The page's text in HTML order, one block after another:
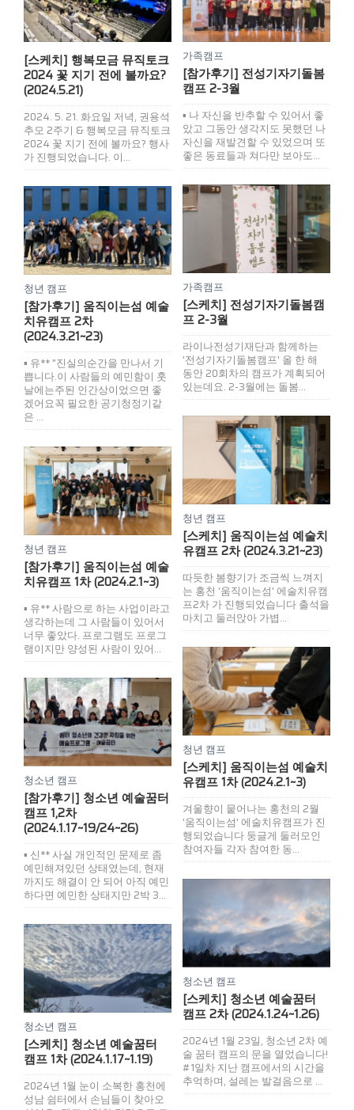
[스케치] 행복모금 뮤직토크
2024 꽃 지기 전에 볼까요?
(2024.5.21)
2024. 5. 21. 화요일 저녁, 권용석
추모 2주기 & 행복모금 뮤직토크
2024 꽃 지기 전에 볼까요? 행사
가 진행되었습니다. 이...
가족캠프
[참가후기] 전성기자기돌봄
캠프 2-3월
▪ 나 자신을 반추할 수 있어서 좋
았고 그동안 생각지도 못했던 나
자신을 재발견할 수 있었으며 또
좋은 동료들과 쳐다만 보아도...
가족캠프
[스케치] 전성기자기돌봄캠
프 2-3월
라이나전성기재단과 함께하는
'전성기자기돌봄캠프' 올 한 해
동안 20회차의 캠프가 계획되어
있는데요. 2-3월에는 돌봄...
청년 캠프
[참가후기] 움직이는섬 예술
치유캠프 2차
(2024.3.21~23)
▪ 유** "진실의순간을 만나서 기
쁩니다.이 사람들의 예민함이 훗
날에는주된 인간상이었으면 좋
겠어요꼭 필요한 공기청정기같
은 ...
청년 캠프
[스케치] 움직이는섬 예술치
유캠프 2차 (2024.3.21~23)
따듯한 봄향기가 조금씩 느껴지
는 홍천 '움직이는섬' 에술치유캠
프2차 가 진행되었습니다 출석을
마치고 둘러앉아 가볍...
청년 캠프
[참가후기] 움직이는섬 예술
치유캠프 1차 (2024.2.1~3)
▪ 유** 사람으로 하는 사업이라고
생각하는데 그 사람들이 있어서
너무 좋았다. 프로그램도 프로그
램이지만 양성된 사람이 있어...
청년 캠프
[스케치] 움직이는섬 예술치
유캠프 1차 (2024.2.1~3)
겨울향이 뭍어나는 홍천의 2월
'움직이는섬' 에술치유캠프가 진
행되었습니다 둥글게 둘러모인
참여자들 각자 참여한 동...
청소년 캠프
[참가후기] 청소년 예술꿈터
캠프 1,2차
(2024.1.17~19/24~26)
▪ 신** 사실 개인적인 문제로 좀
예민해져있던 상태였는데, 현재
까지도 해결이 안 되어 아직 예민
하다면 예민한 상태지만 2박 3...
청소년 캠프
[스케치] 청소년 예술꿈터
캠프 2차 (2024.1.24~1.26)
2024년 1월 23일, 청소년 2차 예
술 꿈터 캠프의 문을 열었습니다!
#1일차 지난 캠프에서의 시간을
추억하며, 설레는 발걸음으로 ...
청소년 캠프
[스케치] 청소년 예술꿈터
캠프 1차 (2024.1.17~1.19)
2024년 1월 눈이 소복한 홍천에
성남 쉼터에서 손님들이 찾아오